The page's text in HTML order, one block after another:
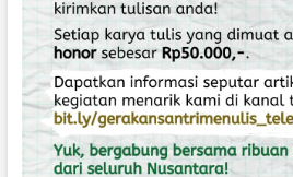
L
I
S
A
N
D
I
U